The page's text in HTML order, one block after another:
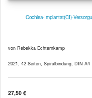
Cochlea-Implantat(CI)-
von Rebekka Echternkamp
2021, 42 Seiten, Spiralbindung, DIN A4
27,50 €